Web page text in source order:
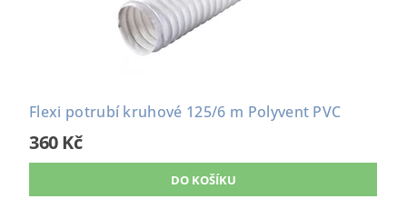
Flexi potrubí kruhové 125/6 m Polyvent PVC
360 Kč